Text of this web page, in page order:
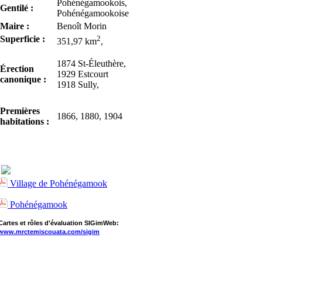
Gentilé :
Pohénégamookois,
Pohénégamookoise
Maire :
Benoît Morin
Superficie :
351,97 km2,
Érection
canonique :
1874 St-Éleuthère,
1929 Estcourt
1918 Sully,
Premières
habitations :
1866, 1880, 1904
Village de Pohénégamook
Pohénégamook
et rôles d'évaluation SIGimWeb:
sigim